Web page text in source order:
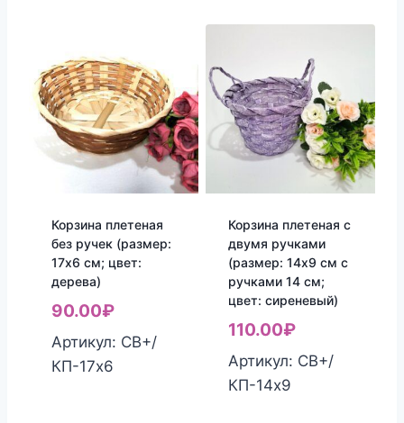
Корзина плетеная
без ручек (размер:
17х6 см; цвет:
дерева)
90.00₽
Артикул: СВ+/
КП-17х6
Корзина плетеная с
двумя ручками
(размер: 14х9 см с
ручками 14 см;
цвет: сиреневый)
110.00₽
Артикул: СВ+/
КП-14х9